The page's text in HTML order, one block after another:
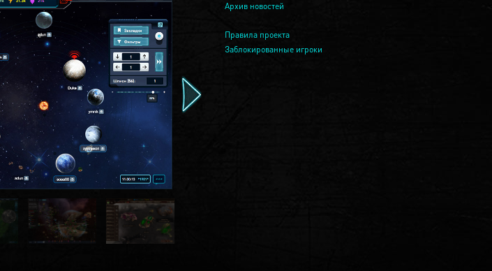
Архив новостей
Правила проекта
Заблокированные игроки